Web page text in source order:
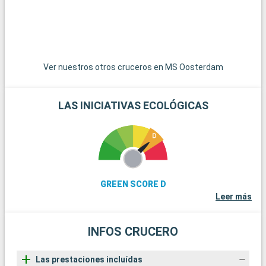
Ver nuestros otros cruceros en MS Oosterdam
LAS INICIATIVAS ECOLÓGICAS
GREEN SCORE D
Leer más
INFOS CRUCERO
Las prestaciones incluídas